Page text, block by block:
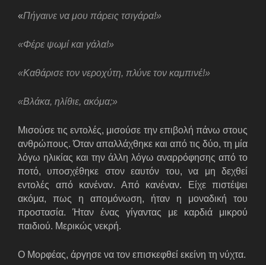
«Πήγαινε να μου πάρεις τσιγάρα!»
«Φέρε ψωμί και γάλα!»
«Καθάρισε τον νεροχύτη, πλύνε τον καμπινέ!»
«Bλάκα, ηλίθιε, ακόμα;»
Μισούσε τις εντολές, μισούσε την επιβολή πάνω στους
ανθρώπους. Όταν απαλλάχθηκε και από τις δύο, τη μία
λόγω ηλικίας και την άλλη λόγω αναρρόφησης από το
ποτό, υποσχέθηκε στον εαυτόν του, να μη δεχθεί
εντολές από κανέναν. Από κανέναν. Είχε πιστέψει
ακόμα, πως η απομόνωση, ήταν η μοναδική του
προστασία. Ήταν ένας γίγαντας με καρδιά μικρού
παιδιού. Μερικώς νεκρή.
Ο Μορφέας, άργησε να τον επισκεφθεί εκείνη τη νύχτα.